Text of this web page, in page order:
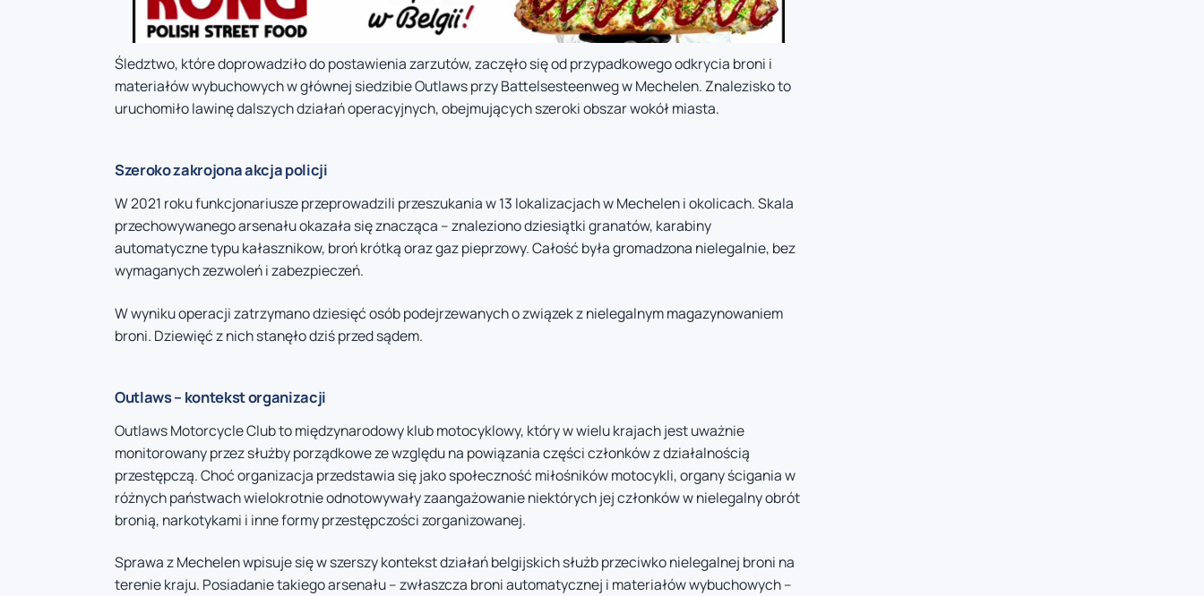
Śledztwo, które doprowadziło do postawienia zarzutów, zaczęło się od przypadkowego odkrycia broni i
materiałów wybuchowych w głównej siedzibie Outlaws przy Battelsesteenweg w Mechelen. Znalezisko to
uruchomiło lawinę dalszych działań operacyjnych, obejmujących szeroki obszar wokół miasta.
Szeroko zakrojona akcja policji
W 2021 roku funkcjonariusze przeprowadzili przeszukania w 13 lokalizacjach w Mechelen i okolicach. Skala
przechowywanego arsenału okazała się znacząca – znaleziono dziesiątki granatów, karabiny
automatyczne typu kałasznikow, broń krótką oraz gaz pieprzowy. Całość była gromadzona nielegalnie, bez
wymaganych zezwoleń i zabezpieczeń.
W wyniku operacji zatrzymano dziesięć osób podejrzewanych o związek z nielegalnym magazynowaniem
broni. Dziewięć z nich stanęło dziś przed sądem.
Outlaws – kontekst organizacji
Outlaws Motorcycle Club to międzynarodowy klub motocyklowy, który w wielu krajach jest uważnie
monitorowany przez służby porządkowe ze względu na powiązania części członków z działalnością
przestępczą. Choć organizacja przedstawia się jako społeczność miłośników motocykli, organy ścigania w
różnych państwach wielokrotnie odnotowywały zaangażowanie niektórych jej członków w nielegalny obrót
bronią, narkotykami i inne formy przestępczości zorganizowanej.
Sprawa z Mechelen wpisuje się w szerszy kontekst działań belgijskich służb przeciwko nielegalnej broni na
terenie kraju. Posiadanie takiego arsenału – zwłaszcza broni automatycznej i materiałów wybuchowych –